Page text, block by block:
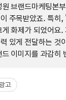
브랜드마케팅본
주목받았죠. 특히
화제가 되었어요.
있게 전달하는 것
이미지를 과감히
고